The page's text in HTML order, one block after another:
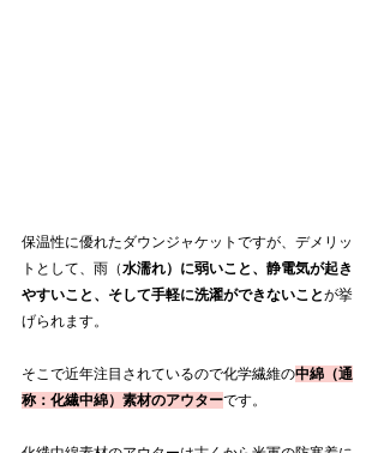
保温性に優れたダウンジャケットですが、デメリッ
トとして、雨（水濡れ）に弱いこと、静電気が起き
やすいこと、そして手軽に洗濯ができないことが挙
げられます。
そこで近年注目されているので化学繊維の中綿（通
称：化繊中綿）素材のアウターです。